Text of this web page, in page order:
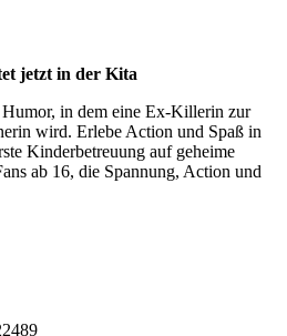
jetzt in der Kita
in dem eine Ex-Killerin zur
wird. Erlebe Action und Spaß in
Kinderbetreuung auf geheime
ab 16, die Spannung, Action und